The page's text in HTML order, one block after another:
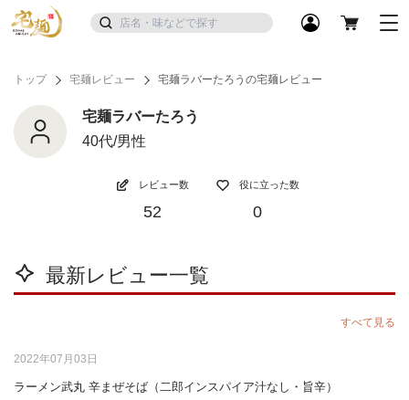
トップ 宅麺レビュー 宅麺ラバーたろうの宅麺レビュー
宅麺ラバーたろう
40代/男性
レビュー数
52
役に立った数
0
最新レビュー一覧
すべて見る
2022年07月03日
ラーメン武丸 辛まぜそば（二郎インスパイア汁なし・旨辛）